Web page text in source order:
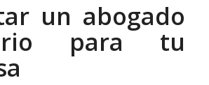
un abogado
para tu